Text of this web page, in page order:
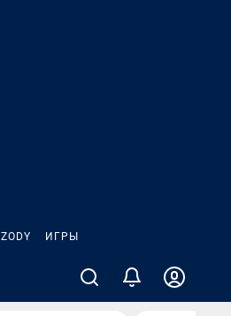
ZODY ИГРЫ